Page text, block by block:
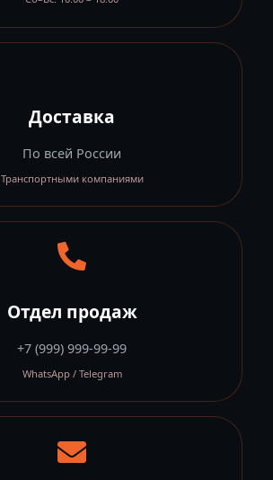
Доставка
По всей России
Транспортными компаниями
Отдел продаж
+7 (999) 999-99-99
WhatsApp / Telegram